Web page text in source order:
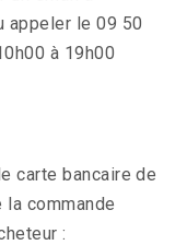
appeler le 09 50
à 19h00
carte bancaire de
la commande
: